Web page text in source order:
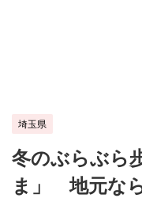
埼玉県
冬のぶらぶら
ま」 地元な